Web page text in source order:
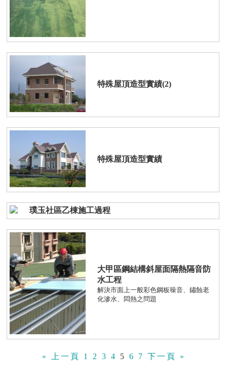
特殊屋頂造型實績(2)
特殊屋頂造型實績
璞玉社區乙棟施工過程
大甲區鋼結構斜屋面隔熱隔音防
水工程
解決市面上一般彩色鋼板噪音、鏽蝕老
化滲水、悶熱之問題
« 上一頁 1 2 3 4 5 6 7 下一頁 »